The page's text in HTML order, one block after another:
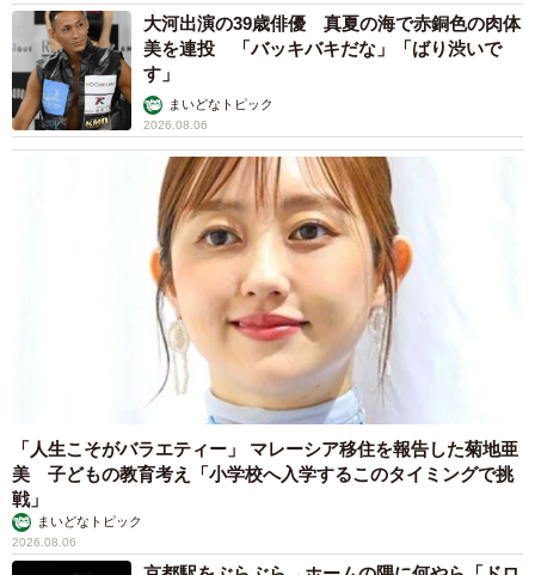
す」
まいどなトピック
2026.08.06
「人生こそがバラエティー」 マレーシア移住を報告した菊地亜
美 子どもの教育考え「小学校へ入学するこのタイミングで挑
戦」
まいどなトピック
2026.08.06
なぜ？ 近づいてみたら… 「見つかるなんて